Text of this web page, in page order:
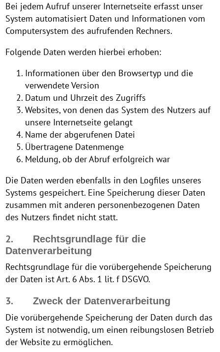
Bei jedem Aufruf unserer Internetseite erfasst unser
System automatisiert Daten und Informationen vom
Computersystem des aufrufenden Rechners.
Folgende Daten werden hierbei erhoben:
Informationen über den Browsertyp und die
verwendete Version
Datum und Uhrzeit des Zugriffs
Websites, von denen das System des Nutzers auf
unsere Internetseite gelangt
Name der abgerufenen Datei
Übertragene Datenmenge
Meldung, ob der Abruf erfolgreich war
Die Daten werden ebenfalls in den Logfiles unseres
Systems gespeichert. Eine Speicherung dieser Daten
zusammen mit anderen personenbezogenen Daten
des Nutzers findet nicht statt.
2.
Rechtsgrundlage für die
Datenverarbeitung
Rechtsgrundlage für die vorübergehende Speicherung
der Daten ist Art. 6 Abs. 1 lit. f DSGVO.
3. Zweck der Datenverarbeitung
Die vorübergehende Speicherung der Daten durch das
System ist notwendig, um einen reibungslosen Betrieb
der Website zu ermöglichen.